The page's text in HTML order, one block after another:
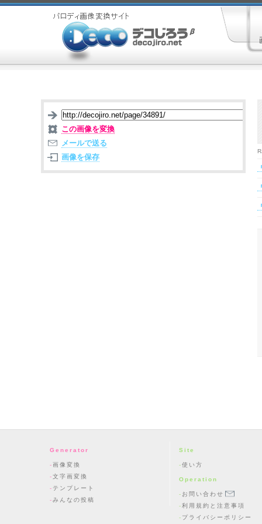
この画像を変換
メールで送る
画像を保存
Generator
画像変換
文字画変換
テンプレート
みんなの投稿
Site
使い方
Operation
お問い合わせ
利用規約と注意事項
プライバシーポリシー